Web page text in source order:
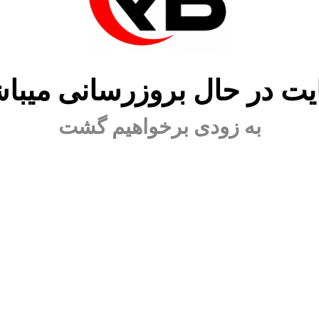
در حال بروزرسانی
به زودی برخواهیم گشت